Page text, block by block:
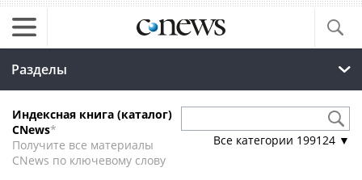
Разделы
Индексная книга (каталог)
CNews*
Получите все материалы
CNews по ключевому слову
Все категории 199124 ▼